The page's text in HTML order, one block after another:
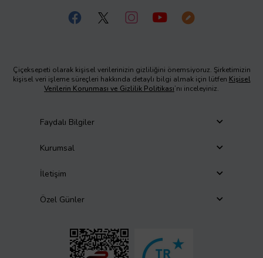
Çiçeksepeti olarak kişisel verilerinizin gizliliğini önemsiyoruz. Şirketimizin
kişisel veri işleme süreçleri hakkında detaylı bilgi almak için lütfen Kişisel
Verilerin Korunması ve Gizlilik Politikası’nı inceleyiniz.
Faydalı Bilgiler
Kurumsal
İletişim
Özel Günler